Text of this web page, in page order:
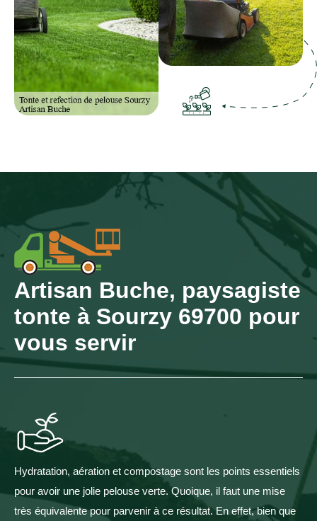
Artisan Buche, paysagiste
tonte à Sourzy 69700 pour
vous servir
Hydratation, aération et compostage sont les points essentiels
pour avoir une jolie pelouse verte. Quoique, il faut une mise
très équivalente pour parvenir à ce résultat. En effet, bien que